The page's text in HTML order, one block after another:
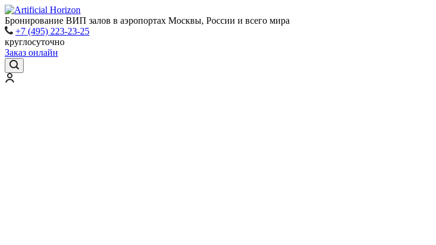
Бронирование ВИП залов в аэропортах Москвы, России и всего мира
+7 (495) 223-23-25
круглосуточно
Заказ онлайн